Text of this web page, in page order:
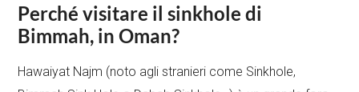
Perché visitare il sinkhole di
Bimmah, in Oman?
Hawaiyat Najm (noto agli stranieri come Sinkhole,